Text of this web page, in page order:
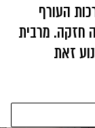
העורף
חזקה. מרבית
זאת